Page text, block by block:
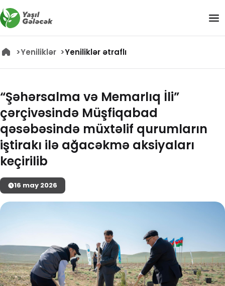
Yeniliklər Yeniliklər ətraflı
“Şəhərsalma və Memarlıq İli”
çərçivəsində Müşfiqabad
qəsəbəsində müxtəlif qurumların
iştirakı ilə ağacəkmə aksiyaları
keçirilib
16 may 2026